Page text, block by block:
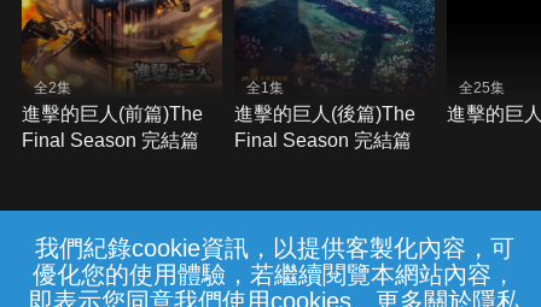
我們紀錄cookie資訊，以提供客製化內容，可
優化您的使用體驗，若繼續閱覽本網站內容，
即表示您同意我們使用cookies。更多關於隱私
全2集
進擊的巨人(前篇)The
Final Season 完結篇
全1集
進擊的巨人(後篇)The
Final Season 完結篇
全25集
進擊的巨
常見問題 線上客服 服務條款 隱私權保護
{{notifyMsg}}